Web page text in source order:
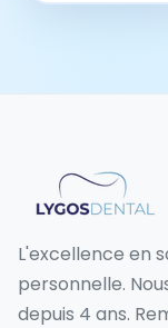
L'excellence en
personnelle.
depuis 4 ans.